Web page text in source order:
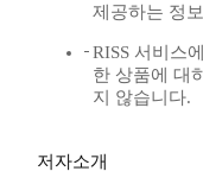
제공하는 정
RISS 서비스
한 상품에 대
지 않습니다.
저자소개